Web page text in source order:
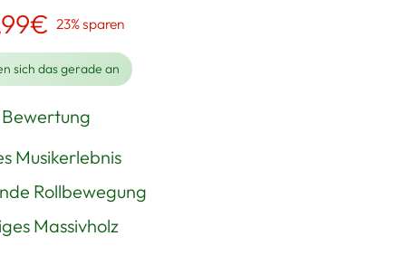
23% sparen
sich das gerade an
Bewertung
Musikerlebnis
Rollbewegung
Massivholz